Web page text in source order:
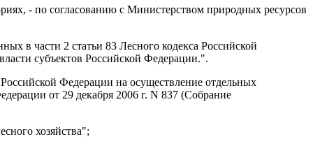
- по согласованию с Министерством природных ресурсов
в части 2 статьи 83 Лесного кодекса Российской
субъектов Российской Федерации.".
Федерации на осуществление отдельных
от 29 декабря 2006 г. N 837 (Собрание
хозяйства";